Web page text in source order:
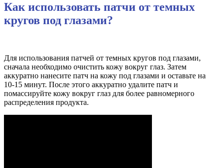
Как использовать патчи от темных
кругов под глазами?
Для использования патчей от темных кругов под глазами,
сначала необходимо очистить кожу вокруг глаз. Затем
аккуратно нанесите патч на кожу под глазами и оставьте на
10-15 минут. После этого аккуратно удалите патч и
помассируйте кожу вокруг глаз для более равномерного
распределения продукта.